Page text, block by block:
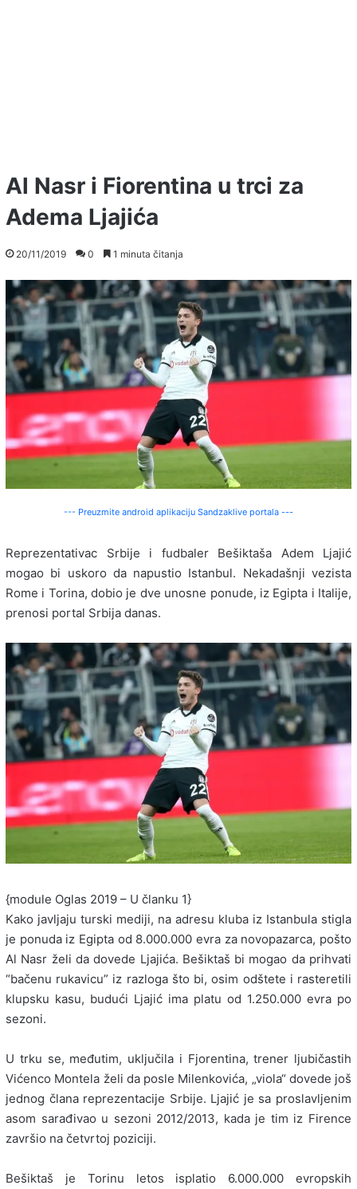
Al Nasr i Fiorentina u trci za
Adema Ljajića
20/11/2019 0 1 minuta čitanja
--- Preuzmite android aplikaciju Sandzaklive portala ---
Reprezentativac Srbije i fudbaler Bešiktaša Adem Ljajić
mogao bi uskoro da napustio Istanbul. Nekadašnji vezista
Rome i Torina, dobio je dve unosne ponude, iz Egipta i Italije,
prenosi portal Srbija danas.
{module Oglas 2019 – U članku 1}
Kako javljaju turski mediji, na adresu kluba iz Istanbula stigla
je ponuda iz Egipta od 8.000.000 evra za novopazarca, pošto
Al Nasr želi da dovede Ljajića. Bešiktaš bi mogao da prihvati
“bačenu rukavicu” iz razloga što bi, osim odštete i rasteretili
klupsku kasu, budući Ljajić ima platu od 1.250.000 evra po
sezoni.
U trku se, međutim, uključila i Fjorentina, trener ljubičastih
Vićenco Montela želi da posle Milenkovića, „viola“ dovede još
jednog člana reprezentacije Srbije. Ljajić je sa proslavljenim
asom sarađivao u sezoni 2012/2013, kada je tim iz Firence
završio na četvrtoj poziciji.
Bešiktaš je Torinu letos isplatio 6.000.000 evropskih